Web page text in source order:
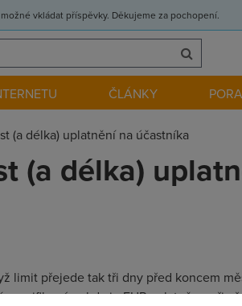
vkládat příspěvky. Děkujeme za pochopení.
ČLÁNKY
(a délka) uplatnění na účastníka
(a délka)
limit přejede tak tři dny před koncem
kdy je FUP uplatněn - při